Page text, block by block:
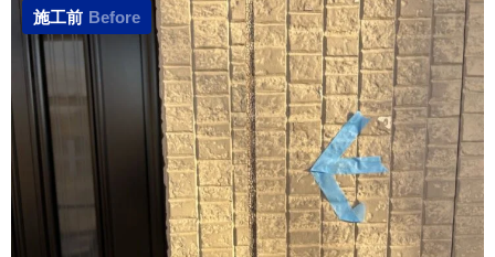
施工前 Before